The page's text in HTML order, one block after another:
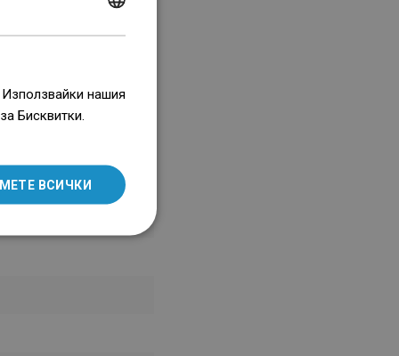
LITHUANIAN
ROMANIAN
нашия
Бисквитки.
ВСИЧКИ